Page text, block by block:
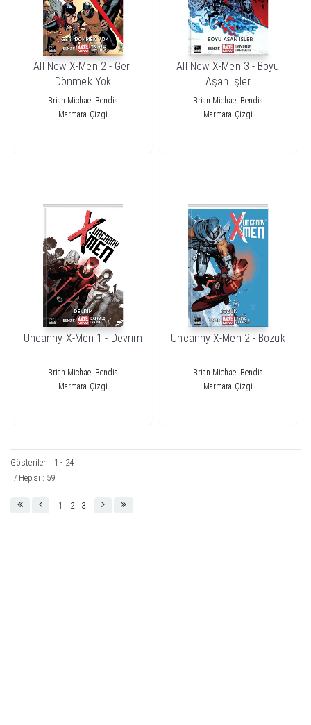
All New X-Men 2 - Geri
Dönmek Yok
Brian Michael Bendis
Marmara Çizgi
All New X-Men 3 - Boyu
Aşan İşler
Brian Michael Bendis
Marmara Çizgi
Uncanny X-Men 1 - Devrim
Brian Michael Bendis
Marmara Çizgi
Uncanny X-Men 2 - Bozuk
Brian Michael Bendis
Marmara Çizgi
Gösterilen : 1 - 24
/ Hepsi : 59
1 2 3